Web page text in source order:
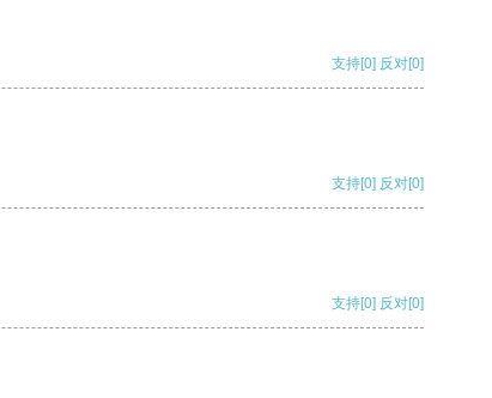
支持[0] 反对[0]
支持[0] 反对[0]
支持[0] 反对[0]